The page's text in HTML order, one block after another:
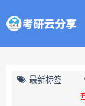
最新标签